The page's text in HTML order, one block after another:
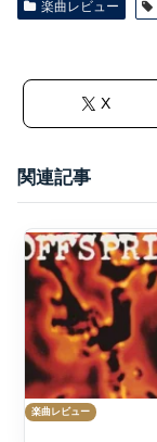
楽曲レビュー
X
関連記事
楽曲レビュー